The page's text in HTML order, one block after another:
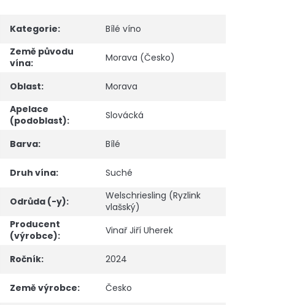
Kategorie:
Bílé víno
Země původu
vína: Morava (Česko)
Oblast:
Morava
Apelace
(podoblast): Slovácká
Barva: Bílé
Druh vína: Suché
Odrůda (-y):
Welschriesling (Ryzlink
vlašský)
Producent
(výrobce): Vinař Jiří Uherek
Ročník: 2024
Země výrobce: Česko